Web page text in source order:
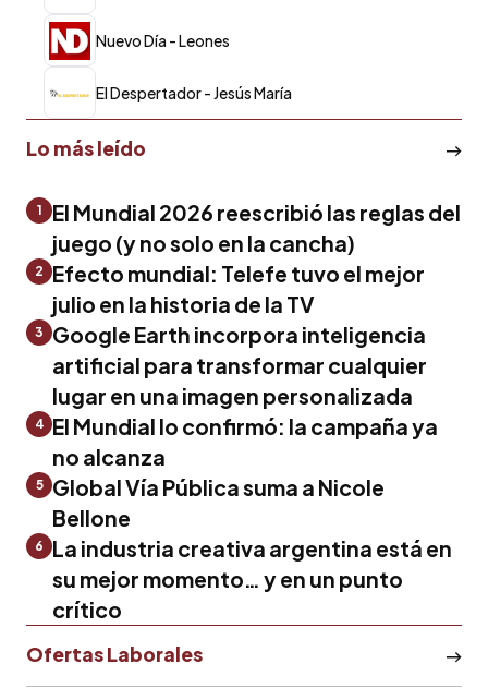
Nuevo Día - Leones
El Despertador - Jesús María
Lo más leído
1
El Mundial 2026 reescribió las reglas del
juego (y no solo en la cancha)
2
Efecto mundial: Telefe tuvo el mejor
julio en la historia de la TV
3
Google Earth incorpora inteligencia
artificial para transformar cualquier
lugar en una imagen personalizada
4 El Mundial lo confirmó: la campaña ya
no alcanza
5
Global Vía Pública suma a Nicole
Bellone
6
La industria creativa argentina está en
su mejor momento… y en un punto
crítico
Ofertas Laborales